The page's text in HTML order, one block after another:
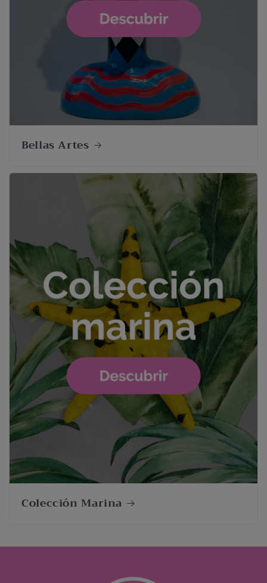
Bellas Artes
Colección Marina